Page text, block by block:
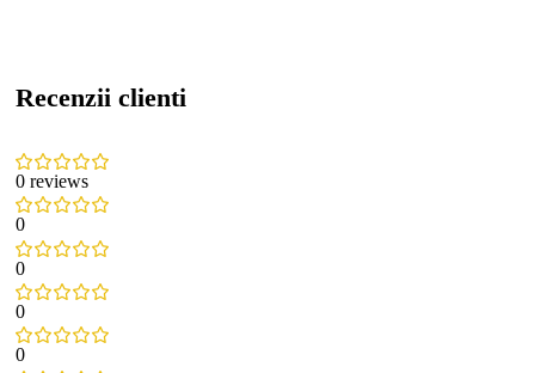
Recenzii clienti
0 reviews
0
0
0
0